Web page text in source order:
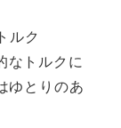
ルク
なトルクに
ゆとりのあ